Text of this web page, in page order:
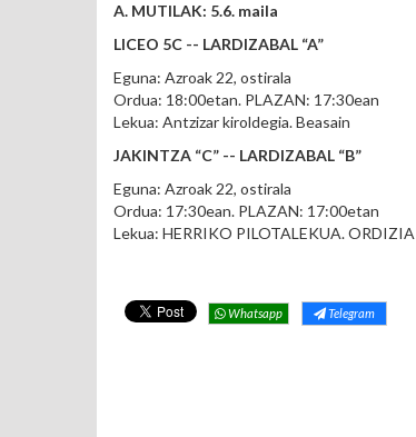
A. MUTILAK: 5.6. maila
LICEO 5C -- LARDIZABAL “A”
Eguna: Azroak 22, ostirala
Ordua: 18:00etan. PLAZAN: 17:30ean
Lekua: Antzizar kiroldegia. Beasain
JAKINTZA “C” -- LARDIZABAL “B”
Eguna: Azroak 22, ostirala
Ordua: 17:30ean. PLAZAN: 17:00etan
Lekua: HERRIKO PILOTALEKUA. ORDIZIA
Whatsapp Telegram